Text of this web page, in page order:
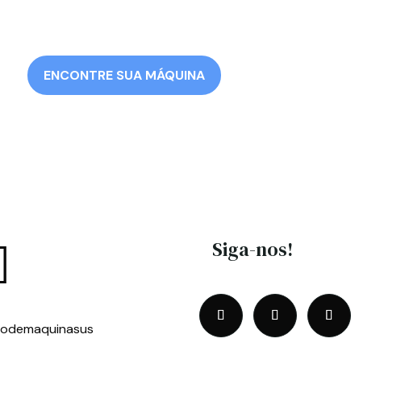
ENCONTRE SUA MÁQUINA
Siga-nos!